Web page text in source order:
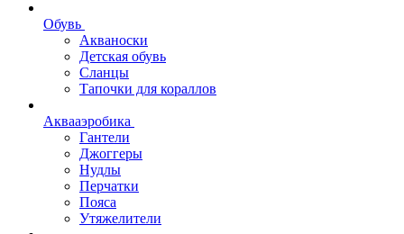
Обувь
Акваноски
Детская обувь
Сланцы
Тапочки для кораллов
Аквааэробика
Гантели
Джоггеры
Нудлы
Перчатки
Пояса
Утяжелители